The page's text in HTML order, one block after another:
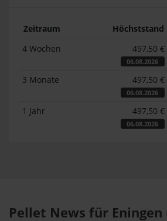
Zeitraum Höchststand
4 Wochen
497,50 €
06.08.2026
3 Monate 497,50 €
06.08.2026
1 Jahr 497,50 €
06.08.2026
Pellet News für